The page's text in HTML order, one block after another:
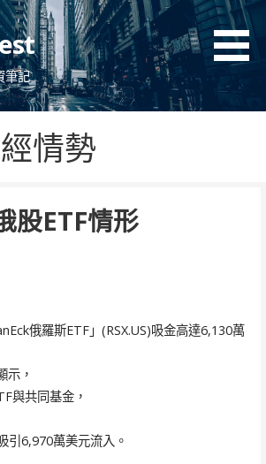
筆記
情勢
股ETF情形
俄羅斯ETF」(RSX.US)吸金高達6,130萬
示，
與共同基金，
引6,970萬美元流入。